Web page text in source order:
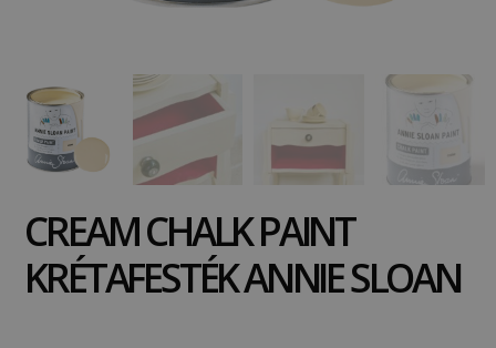
CREAM CHALK PAINT
KRÉTAFESTÉK ANNIE SLOAN